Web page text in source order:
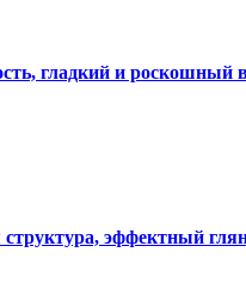
гладкий и
эффектный